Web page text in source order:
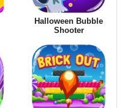
Halloween Bubble
Shooter